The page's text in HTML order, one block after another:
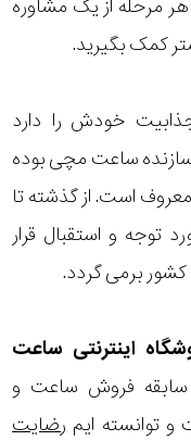
هر مرحله از یک مشاوره
کمک بگیرید.
خودش را دارد
ساعت مچی بوده
است. از گذشته تا
و استقبال قرار
کشور برمی گردد.
اینترنتی ساعت
از ۱۵ سال سابقه فروش ساعت و
رضایت